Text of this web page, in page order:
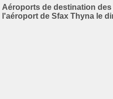
Aéroports de destination
l'aéroport de Sfax Thyna le